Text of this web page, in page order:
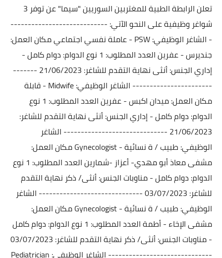
تعلن الرابطة الطبية للمغتربين السوريين "سيما" عن توفر 3
شواغر وظيفية على النحو الآتي: ----------------------------
- الشاغر الوظيفي: PSW - عاملة نفسي اجتماعي
مكان العمل:
جنديرس - عفرينالعدد المطلوب: 1
نوع الدوام: دوام كامل -
إداريالجنس: أنثىنهاية التقدم للشاغر: 21/06/2023
-------
----------------------- الشاغر الوظيفي: Midwife - قابلة
مكان العمل: ميدان اكبس - عفرينالعدد المطلوب: 1
نوع
الدوام: دوام كامل - إداريالجنس: أنثىنهاية التقدم للشاغر:
21/06/2023
------------------------------ الشاغر
الوظيفي: طبيب / ة نسائية - Gynecologist
مكان العمل:
مشفى معاذ أبو مهدي- أعزاز -شمارينالعدد المطلوب: 1
نوع
الدوام: دوام كامل - مناوباتالجنس: أنثى/ ذكر نهاية التقدم
للشاغر: 03/07/2023
------------------------------ الشاغر
الوظيفي: طبيب / ة نسائية - Gynecologist
مكان العمل:
مشفى الإخاء - أطمةالعدد المطلوب: 1
نوع الدوام: دوام كامل
- مناوباتالجنس: أنثى/ ذكر نهاية التقدم للشاغر: 03/07/2023
------------------------------
الشاغر الوظيفي: Pediatrician